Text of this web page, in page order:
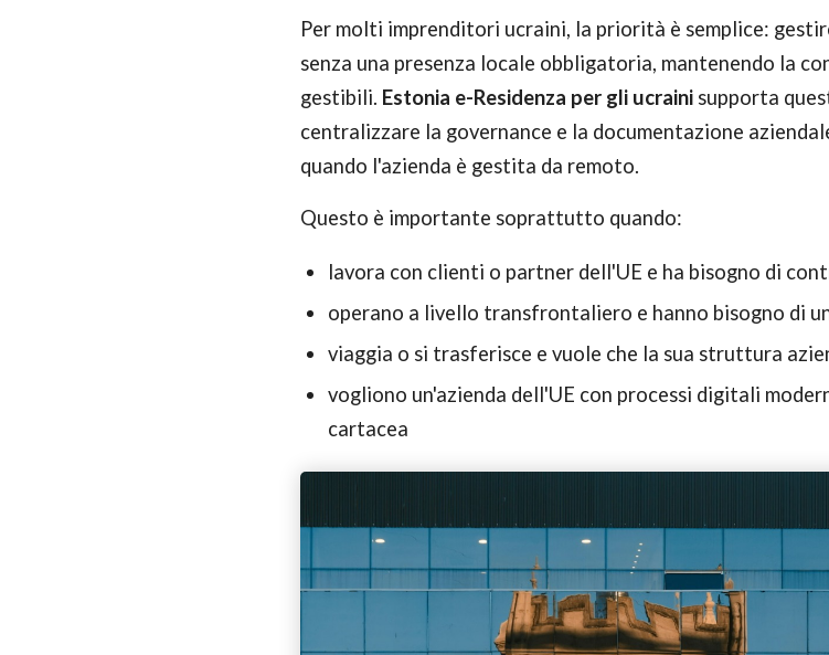
Per molti imprenditori ucraini, la priorità è semplice:
senza una presenza locale obbligatoria, mantenendo la
gestibili. Estonia e-Residenza per gli ucraini supporta
centralizzare la governance e la documentazione
quando l'azienda è gestita da remoto.
Questo è importante soprattutto quando:
lavora con clienti o partner dell'UE e ha bisogno di
operano a livello transfrontaliero e hanno bisogno di
viaggia o si trasferisce e vuole che la sua struttura
vogliono un'azienda dell'UE con processi digitali
cartacea